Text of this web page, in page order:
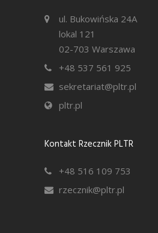
ul. Bukowińska 24A
lokal 121
02-703 Warszawa
+48 537 561 925
sekretariat@pltr.pl
pltr.pl
Kontakt Rzecznik PLTR
+48 516 109 753
rzecznik@pltr.pl